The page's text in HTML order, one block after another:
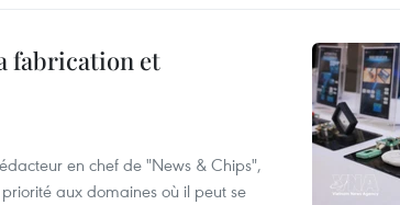
fabrication et
en chef de "News & Chips",
aux domaines où il peut se